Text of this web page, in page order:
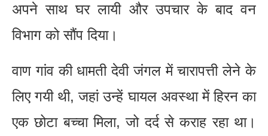
अपने साथ घर लायी और उपचार के बाद वन
विभाग को सौंप दिया।
वाण गांव की धामती देवी जंगल में चारापत्ती लेने के
लिए गयी थी, जहां उन्हें घायल अवस्था में हिरन का
एक छोटा बच्चा मिला, जो दर्द से कराह रहा था।